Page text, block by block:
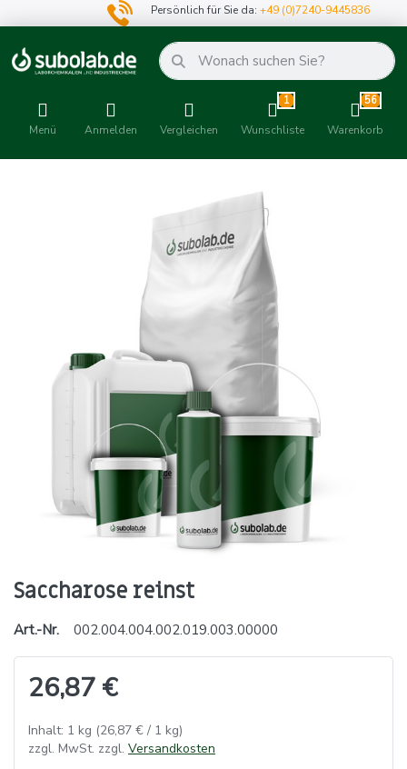
Persönlich für Sie da:+49 (0)7240-9445836
Menü Anmelden Vergleichen
1
Wunschliste
56
Warenkorb
Saccharose reinst
Art.-Nr. 002.004.004.002.019.003.00000
26,87 €
Inhalt: 1 kg (26,87 € / 1 kg)
zzgl. MwSt. zzgl. Versandkosten